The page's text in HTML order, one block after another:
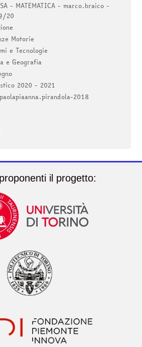
- MATEMATICA - marco.braico -
20
Motorie
e Tecnologie
e Geografia
2020 - 2021
2018
il progetto: